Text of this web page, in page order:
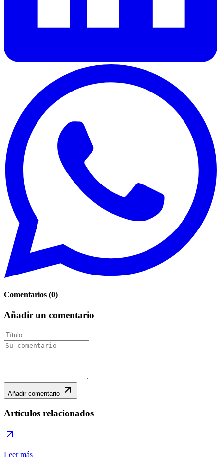
Comentarios (0)
Añadir un comentario
Añadir comentario
Artículos relacionados
Leer más